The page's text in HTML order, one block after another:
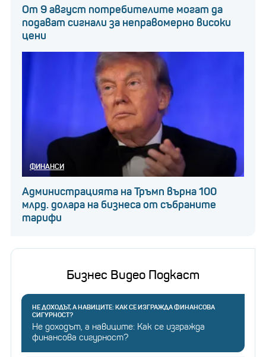
От 9 август потребителите могат да
подават сигнали за неправомерно високи
цени
ФИНАНСИ
Администрацията на Тръмп върна 100
млрд. долара на бизнеса от събраните
тарифи
Бизнес Видео Подкаст
НЕ ДОХОДЪТ, А НАВИЦИТЕ: КАК СЕ ИЗГРАЖДА ФИНАНСОВА
СИГУРНОСТ?
Не доходът, а навиците: Как се изгражда
финансова сигурност?